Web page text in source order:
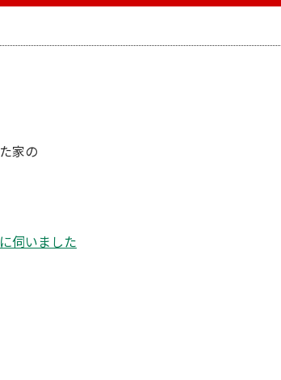
家の
伺いました